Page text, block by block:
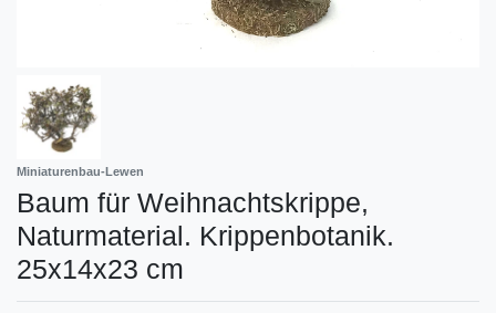
Miniaturenbau-Lewen
Baum für Weihnachtskrippe,
Naturmaterial. Krippenbotanik.
25x14x23 cm